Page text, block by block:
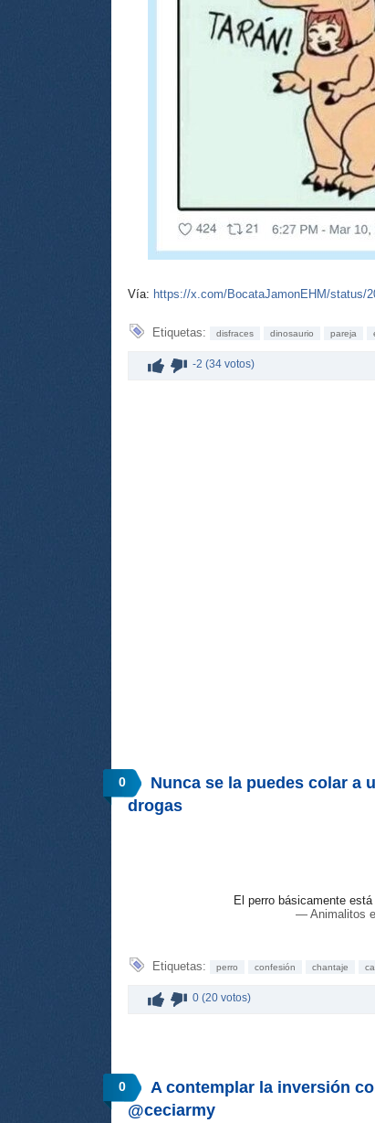
Vía: https://x.com/BocataJamonEHM/status/
Etiquetas: disfraces dinosaurio pareja
-2 (34 votos)
0
Nunca se la puedes colar a
drogas
El perro básicamente
— Animalitos
Etiquetas: perro confesión chantaje
0 (20 votos)
0
A contemplar la inversión
@ceciarmy